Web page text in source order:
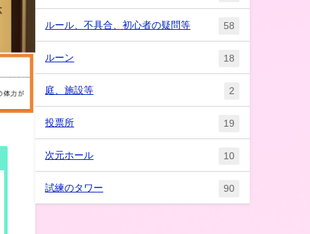
ルール、不具合、初心者の疑問等 58
ルーン 18
庭、施設等 2
投票所 19
次元ホール 10
試練のタワー 90